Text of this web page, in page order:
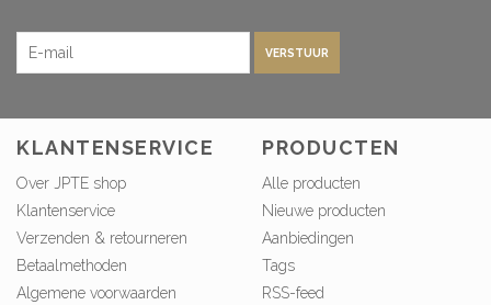
VERSTUUR
KLANTENSERVICE
Over JPTE shop
Klantenservice
Verzenden & retourneren
Betaalmethoden
Algemene voorwaarden
PRODUCTEN
Alle producten
Nieuwe producten
Aanbiedingen
Tags
RSS-feed